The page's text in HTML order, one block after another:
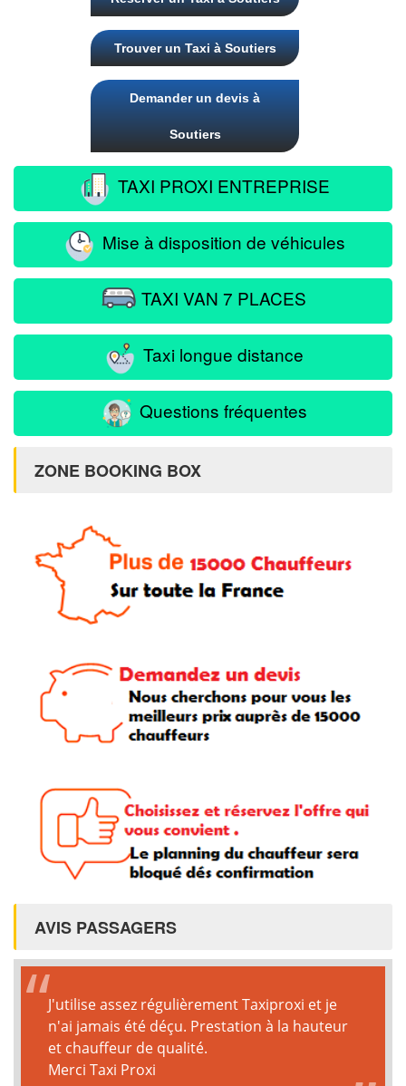
Trouver un Taxi à Soutiers
Demander un devis à
Soutiers
TAXI PROXI ENTREPRISE
Mise à disposition de véhicules
TAXI VAN 7 PLACES
Taxi longue distance
Questions fréquentes
ZONE BOOKING BOX
AVIS PASSAGERS